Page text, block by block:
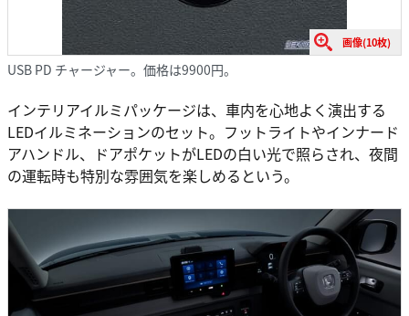
画像(10枚)
USB PD チャージャー。価格は9900円。
インテリアイルミパッケージは、車内を心地よく演出する
LEDイルミネーションのセット。フットライトやインナード
アハンドル、ドアポケットがLEDの白い光で照らされ、夜間
の運転時も特別な雰囲気を楽しめるという。